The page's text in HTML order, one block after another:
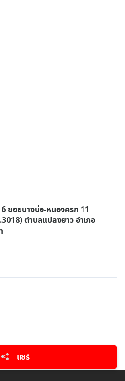
ซอยบางบ่อ-หนองครก 11
ตำบลแปลงยาว อำเภอ
แชร์